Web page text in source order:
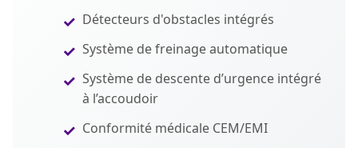
Détecteurs d'obstacles intégrés
Système de freinage automatique
Système de descente d’urgence intégré
à l’accoudoir
Conformité médicale CEM/EMI